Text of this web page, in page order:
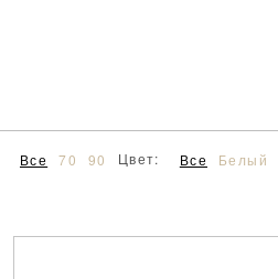
Все 70 90 Цвет: Все Белый